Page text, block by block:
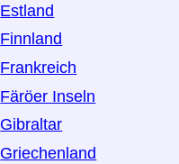
Estland
Finnland
Frankreich
Färöer Inseln
Gibraltar
Griechenland